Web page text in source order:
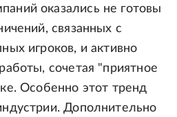
оказались не готовы
связанных с
игроков, и активно
сочетая "приятное
Особенно этот тренд
Дополнительно